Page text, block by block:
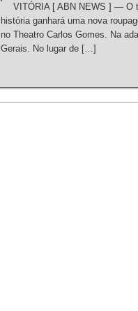
VITÓRIA [ ABN NEWS ] — O
história ganhará uma nova
no Theatro Carlos Gomes. Na
Gerais. No lugar de […]